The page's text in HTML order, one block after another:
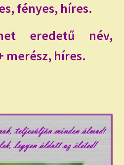
fényes, híres.
eredetű név,
merész, híres.